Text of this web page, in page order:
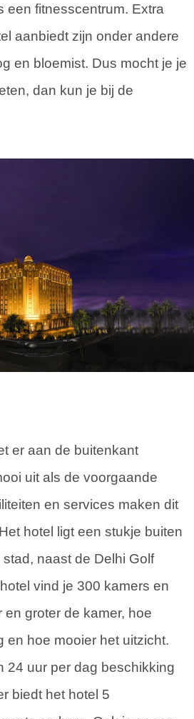
een fitnesscentrum. Extra
aanbiedt zijn onder andere
en bloemist. Dus mocht je je
dan kun je bij de
er aan de buitenkant
uit als de voorgaande
en services maken dit
hotel ligt een stukje buiten
naast de Delhi Golf
vind je 300 kamers en
groter de kamer, hoe
en hoe mooier het uitzicht.
24 uur per dag beschikking
biedt het hotel 5